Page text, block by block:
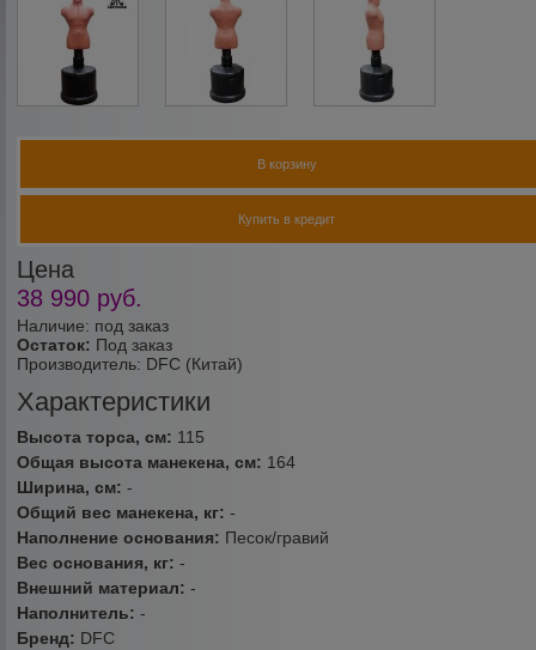
Наличие: под заказ
Остаток: Под заказ
Производитель: DFC (Китай)
Характеристики
Высота торса, см: 115
Общая высота манекена, см: 164
Ширина, см:-
Общий вес манекена, кг:-
Наполнение основания: Песок/гравий
Вес основания, кг:-
Внешний материал:-
Наполнитель:-
Бренд: DFC
Цена
38 990 руб.
В корзину
Купить в кредит